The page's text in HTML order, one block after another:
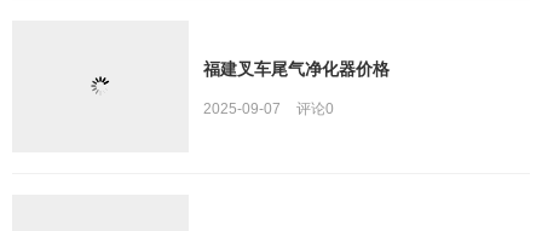
福建叉车尾气净化器价格
2025-09-07 评论0